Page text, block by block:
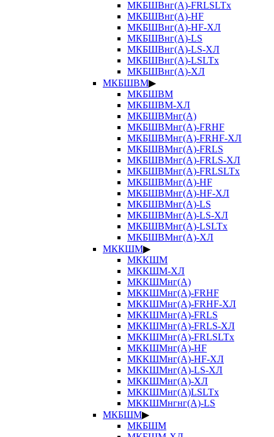
МКБШВнг(А)-FRLSLTx
МКБШВнг(А)-HF
МКБШВнг(А)-HF-ХЛ
МКБШВнг(А)-LS
МКБШВнг(А)-LS-ХЛ
МКБШВнг(А)-LSLTx
МКБШВнг(А)-ХЛ
МКБШВМ▶
МКБШВМ
МКБШВМ-ХЛ
МКБШВМнг(А)
МКБШВМнг(А)-FRHF
МКБШВМнг(А)-FRHF-ХЛ
МКБШВМнг(А)-FRLS
МКБШВМнг(А)-FRLS-ХЛ
МКБШВМнг(А)-FRLSLTx
МКБШВМнг(А)-HF
МКБШВМнг(А)-HF-ХЛ
МКБШВМнг(А)-LS
МКБШВМнг(А)-LS-ХЛ
МКБШВМнг(А)-LSLTx
МКБШВМнг(А)-ХЛ
МККШМ▶
МККШМ
МККШМ-ХЛ
МККШМнг(А)
МККШМнг(А)-FRHF
МККШМнг(А)-FRHF-ХЛ
МККШМнг(А)-FRLS
МККШМнг(А)-FRLS-ХЛ
МККШМнг(А)-FRLSLTx
МККШМнг(А)-HF
МККШМнг(А)-HF-ХЛ
МККШМнг(А)-LS-ХЛ
МККШМнг(А)-ХЛ
МККШМнг(А)LSLTx
МККШМнгнг(А)-LS
МКБШМ▶
МКБШМ